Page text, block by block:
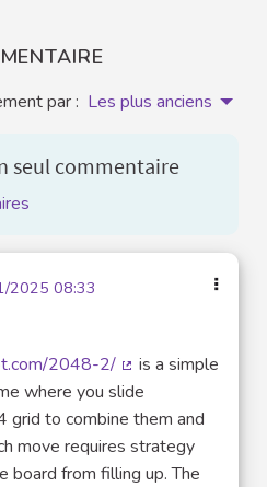
par : Les plus anciens
seul commentaire
2025 08:33
2048-2/
(Lien externe)
is a simple
where you slide
grid to combine them and
move requires strategy
board from filling up. The